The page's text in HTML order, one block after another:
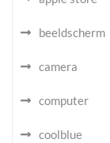
beeldscherm
camera
computer
coolblue